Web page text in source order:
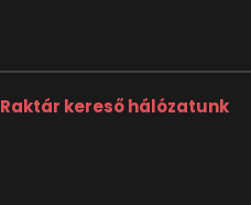
Raktár kereső hálózatunk